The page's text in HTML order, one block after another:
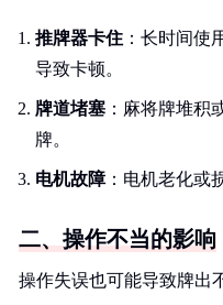
推牌器卡住 ：长时间使
导致卡顿。
牌道堵塞 ：麻将牌堆积
牌。
电机故障：电机老化或
二、操作不当的影响
操作失误也可能导致牌出